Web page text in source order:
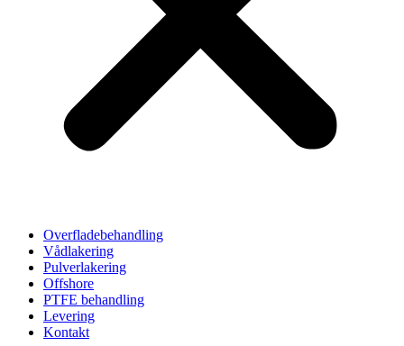
Overfladebehandling
Vådlakering
Pulverlakering
Offshore
PTFE behandling
Levering
Kontakt